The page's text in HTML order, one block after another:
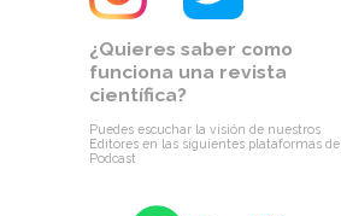
¿Quieres saber como
funciona una revista
científica?
Puedes escuchar la visión de nuestros
Editores en las siguientes plataformas de
Podcast